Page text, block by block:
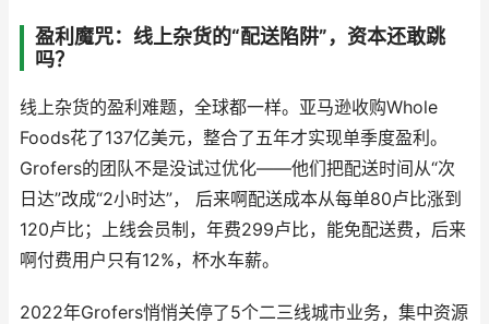
盈利魔咒：线上杂货的“配送陷阱”，资本还敢跳
吗？
线上杂货的盈利难题，全球都一样。亚马逊收购Whole
Foods花了137亿美元，整合了五年才实现单季度盈利。
Grofers的团队不是没试过优化——他们把配送时间从“次
日达”改成“2小时达”， 后来啊配送成本从每单80卢比涨到
120卢比；上线会员制，年费299卢比，能免配送费，后来
啊付费用户只有12%，杯水车薪。
2022年Grofers悄悄关停了5个二三线城市业务，集中资源